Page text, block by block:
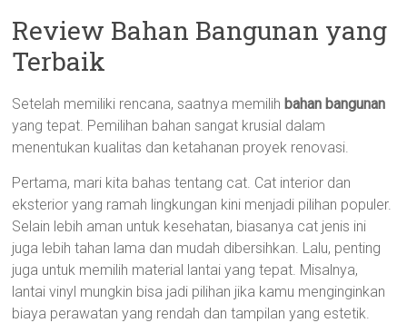
Review Bahan Bangunan yang
Terbaik
Setelah memiliki rencana, saatnya memilih bahan bangunan
yang tepat. Pemilihan bahan sangat krusial dalam
menentukan kualitas dan ketahanan proyek renovasi.
Pertama, mari kita bahas tentang cat. Cat interior dan
eksterior yang ramah lingkungan kini menjadi pilihan populer.
Selain lebih aman untuk kesehatan, biasanya cat jenis ini
juga lebih tahan lama dan mudah dibersihkan. Lalu, penting
juga untuk memilih material lantai yang tepat. Misalnya,
lantai vinyl mungkin bisa jadi pilihan jika kamu menginginkan
biaya perawatan yang rendah dan tampilan yang estetik.